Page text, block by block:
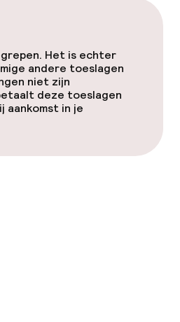
Het is echter
andere toeslagen
niet zijn
deze toeslagen
aankomst in je